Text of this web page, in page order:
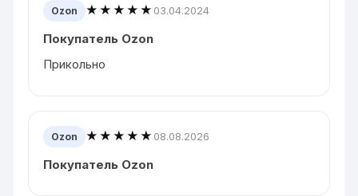
Ozon ★★★★★ 03.04.2024
Покупатель Ozon
Прикольно
Ozon ★★★★★ 08.08.2026
Покупатель Ozon